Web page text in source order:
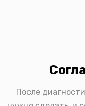
После